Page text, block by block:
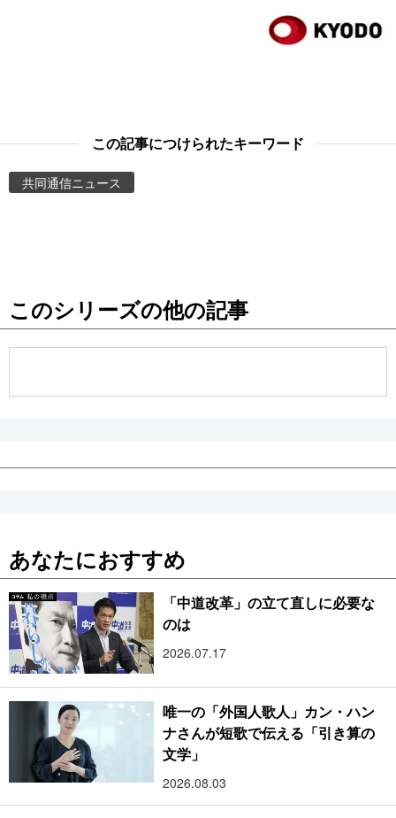
Images
People
公式SNS
この記事につけられたキーワード
共同通信ニュース
このシリーズの他の記事
あなたにおすすめ
「中道改革」の立て直しに必要な
のは
2026.07.17
唯一の「外国人歌人」カン・ハン
ナさんが短歌で伝える「引き算の
文学」
2026.08.03